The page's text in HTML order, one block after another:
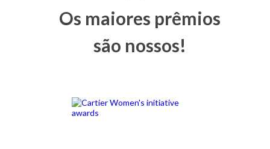
Os maiores prêmios
são nossos!